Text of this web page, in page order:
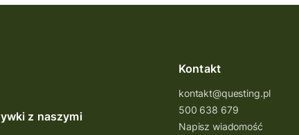
z naszymi
Kontakt
kontakt@questing.pl
500 638 679
Napisz wiadomość